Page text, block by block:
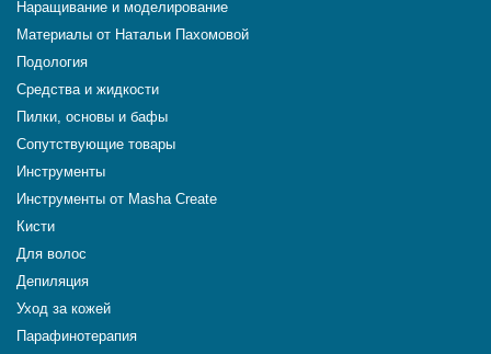
Наращивание и моделирование
Материалы от Натальи Пахомовой
Подология
Средства и жидкости
Пилки, основы и бафы
Сопутствующие товары
Инструменты
Инструменты от Masha Create
Кисти
Для волос
Депиляция
Уход за кожей
Парафинотерапия